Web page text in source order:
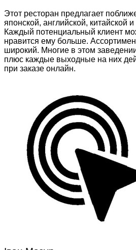
Этот ресторан предлагает
японской, английской, китайской
Каждый потенциальный клиент
нравится ему больше.
широкий. Многие в этом
плюс каждые выходные на них
при заказе онлайн.